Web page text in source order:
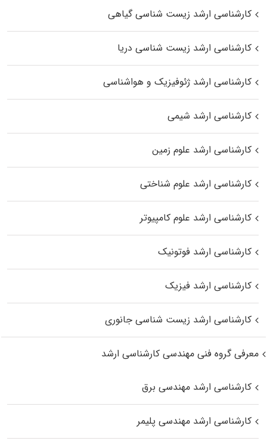
کارشناسی ارشد زیست‌ شناسی گیاهی
کارشناسی ارشد زیست‌ شناسی دریا
کارشناسی ارشد ژئوفیزیک و هواشناسی
کارشناسی ارشد شیمی
کارشناسی ارشد علوم زمین
کارشناسی ارشد علوم شناختی
کارشناسی ارشد علوم کامپیوتر
کارشناسی ارشد فوتونیک
کارشناسی ارشد فیزیک
کارشناسی ارشد زیست‌ شناسی جانوری
معرفی گروه فنی مهندسی کارشناسی ارشد
کارشناسی ارشد مهندسی برق
کارشناسی ارشد مهندسی پلیمر